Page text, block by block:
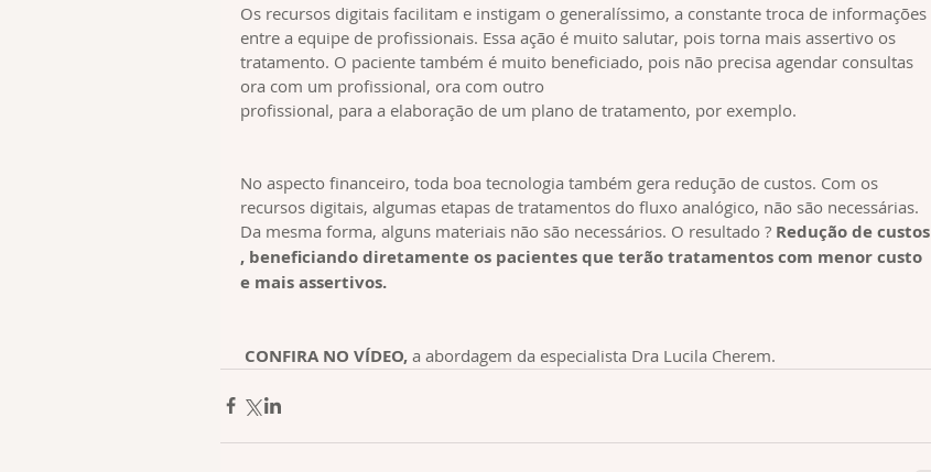
Os recursos digitais facilitam e instigam o generalíssimo, a constante troca de informações
entre a equipe de profissionais. Essa ação é muito salutar, pois torna mais assertivo os
tratamento. O paciente também é muito beneficiado, pois não precisa agendar consultas
ora com um profissional, ora com outro
profissional, para a elaboração de um plano de tratamento, por exemplo.
No aspecto financeiro, toda boa tecnologia também gera redução de custos. Com os
recursos digitais, algumas etapas de tratamentos do fluxo analógico, não são necessárias.
Da mesma forma, alguns materiais não são necessários. O resultado ? Redução de custos
, beneficiando diretamente os pacientes que terão tratamentos com menor custo
e mais assertivos.
CONFIRA NO VÍDEO, a abordagem da especialista Dra Lucila Cherem.